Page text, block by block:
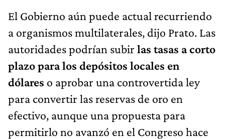
El Gobierno aún puede actual recurriendo
a organismos multilaterales, dijo Prato. Las
autoridades podrían subir las tasas a corto
plazo para los depósitos locales en
dólares o aprobar una controvertida ley
para convertir las reservas de oro en
efectivo, aunque una propuesta para
permitirlo no avanzó en el Congreso hace